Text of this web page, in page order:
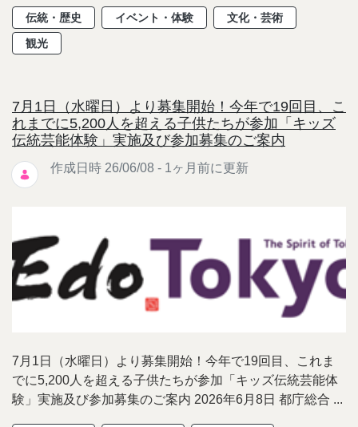
伝統・歴史 イベント・体験
文化・芸術
観光
7月1日（水曜日）より募集開始！今年で19回目、こ
れまでに5,200人を超える子供たちが参加「キッズ
伝統芸能体験」実施及び参加募集のご案内
作成日時 26/06/08 - 1ヶ月前に更新
7月1日（水曜日）より募集開始！今年で19回目、これま
でに5,200人を超える子供たちが参加「キッズ伝統芸能体
験」実施及び参加募集のご案内 2026年6月8日 都庁総合 ...